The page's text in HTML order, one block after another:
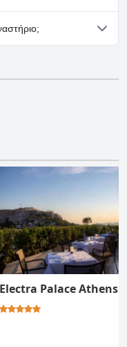
στο Coco-mat
Electra Palace Athens